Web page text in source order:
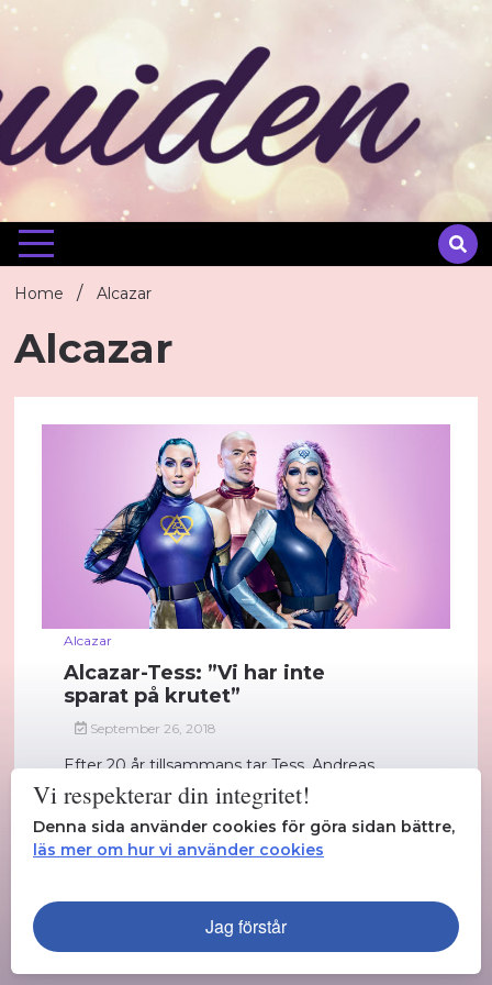
Skip
Home Alcazar
Alcazar
Alcazar
Alcazar-Tess: ”Vi har inte
sparat på krutet”
September 26, 2018
Efter 20 år tillsammans tar Tess, Andreas
och Lina farväl med en glittrig show i
Göteborg...
Läs mer
Vi respekterar din integritet!
Denna sida använder cookies för göra sidan bättre,
läs mer om hur vi använder cookies
Jag förstår